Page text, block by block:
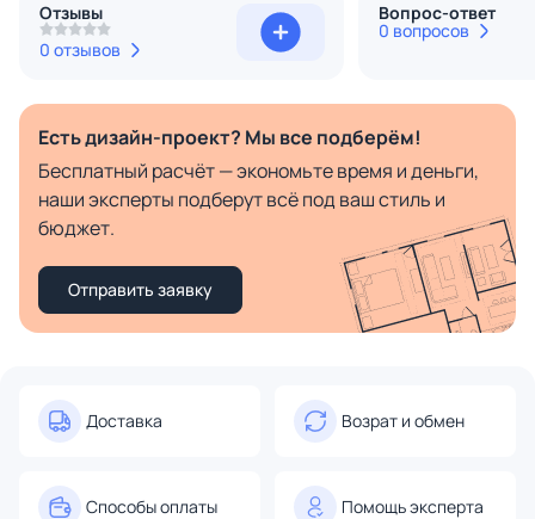
Отзывы
0 отзывов
Вопрос-ответ
0 вопросов
Есть дизайн-проект? Мы все подберём!
Бесплатный расчёт — экономьте время и деньги,
наши эксперты подберут всё под ваш стиль и
бюджет.
Отправить заявку
Доставка Возрат и обмен
Способы оплаты Помощь эксперта